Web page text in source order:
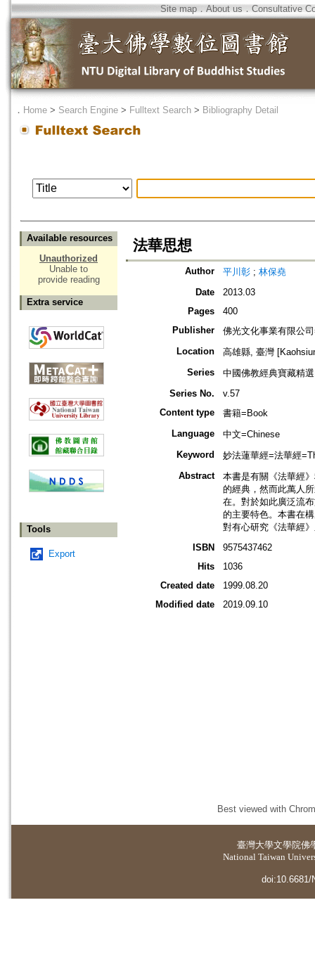
Site map．About us ． Consultative
． Home > Search Engine > Fulltext Search > Bibliography Detail
Available resources
Unauthorized
Unable to
provide reading
Extra service
Tools
Export
法華思想
Author 平川彰 ; 林保堯
Date
2013.03
Pages
400
Publisher
佛光文化事業有限公
Location
高雄縣, 臺灣
Series
中國佛教經典寶藏精
Series No.
v.57
Content type
書籍=Book
Language
中文=Chinese
Keyword
妙法蓮華經=法華經
Abstract
本書是有關《法華經
的經典，然而此萬人
在。對於如此廣泛流
的主要特色。本書在
對有心研究《法華經
ISBN
9575437462
Hits
1036
Created date
1999.08.20
Modified date
2019.09.10
Best viewed with
臺灣大學文學院佛
National Taiwan
doi:10.6681/